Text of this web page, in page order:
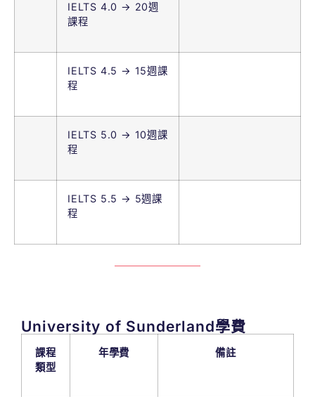
IELTS 4.0 → 20週
課程
IELTS 4.5 → 15週課
程
IELTS 5.0 → 10週課
程
IELTS 5.5 → 5週課
程
University of Sunderland學費
課程
類型
年學費 備註